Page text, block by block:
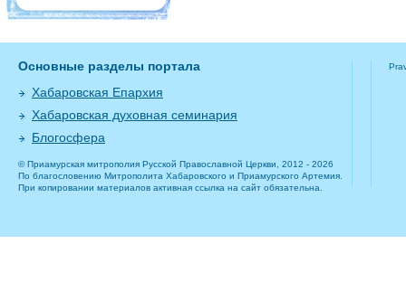
Основные разделы портала
Хабаровская Епархия
Хабаровская духовная семинария
Блогосфера
© Приамурская митрополия Русской Православной Церкви, 2012 - 2026
По благословению Митрополита Хабаровского и Приамурского Артемия.
При копировании материалов активная ссылка на сайт обязательна.